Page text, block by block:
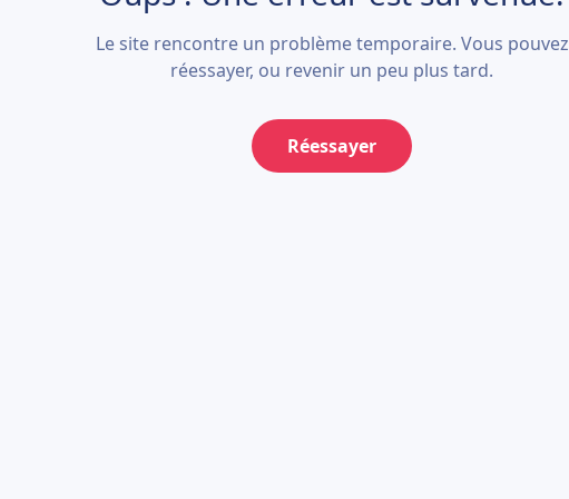
Le site rencontre un problème temporaire. Vous pouvez
réessayer, ou revenir un peu plus tard.
Réessayer